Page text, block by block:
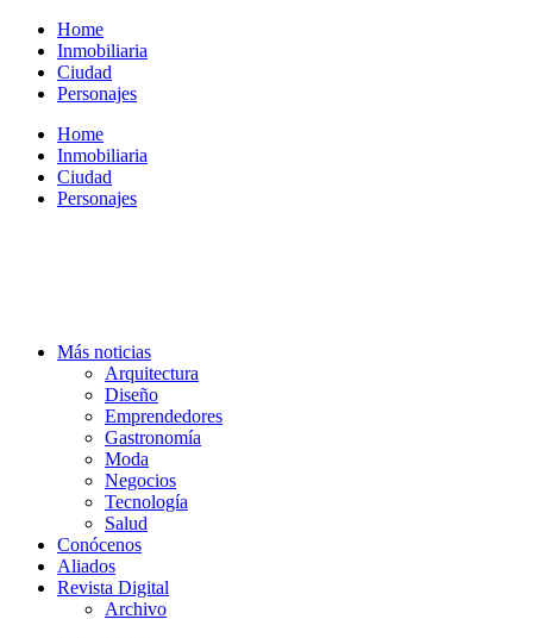
contenido
Home
Inmobiliaria
Ciudad
Personajes
Home
Inmobiliaria
Ciudad
Personajes
Más noticias
Arquitectura
Diseño
Emprendedores
Gastronomía
Moda
Negocios
Tecnología
Salud
Conócenos
Aliados
Revista Digital
Archivo